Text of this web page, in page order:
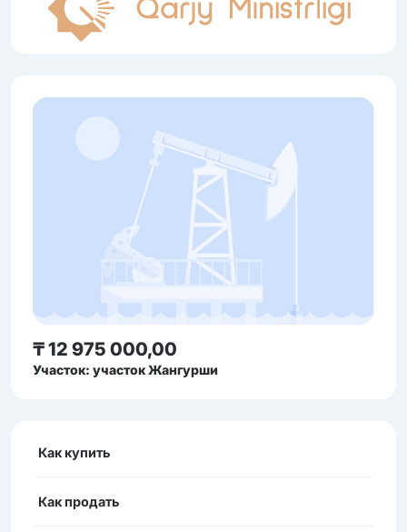
₸ 12 975 000,00
Участок: участок Жангурши
Как купить
Как продать